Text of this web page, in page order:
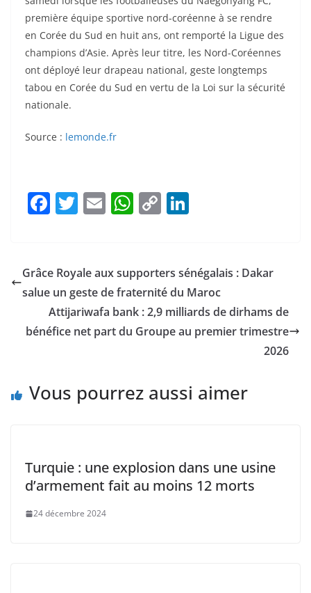
première équipe sportive nord-coréenne à se rendre
en Corée du Sud en huit ans, ont remporté la Ligue des
champions d’Asie. Après leur titre, les Nord-Coréennes
ont déployé leur drapeau national, geste longtemps
tabou en Corée du Sud en vertu de la Loi sur la sécurité
nationale.
Source : lemonde.fr
F
e
b
o
o
T
er
E
l
W
s
A
p
p
C
y
Li
n
k
e
dI
n
Grâce Royale aux supporters sénégalais : Dakar
salue un geste de fraternité du Maroc
Attijariwafa bank : 2,9 milliards de dirhams de
bénéfice net part du Groupe au premier trimestre
2026
Vous pourrez aussi aimer
Turquie : une explosion dans une usine
d’armement fait au moins 12 morts
24 décembre 2024